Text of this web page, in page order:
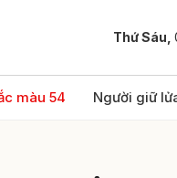
Thứ Sáu,
màu 54 Người giữ